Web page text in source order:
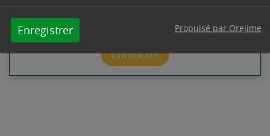
Enregistrer Propulsé par Orejime
12h et de 14h à 17h - associations@trets.fr
Contacter par mail
Contacter